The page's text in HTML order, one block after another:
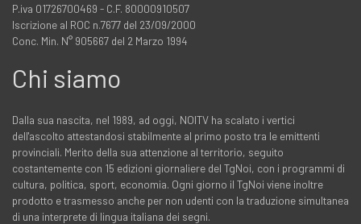
P.iva 01726700469 - C.F. 80000910507
Iscrizione al ROC n.7677 del 23/09/2000
Conc. Min. N° 905667 del 2 Marzo 1994
Chi siamo
Dalla sua nascita, nel 1989, ad oggi, NOITV ha scalato i vertici
dell'ascolto attestandosi stabilmente al primo posto tra le emittenti
provinciali. Merito della sua attenzione al territorio, seguito
costantemente con 15 edizioni giornaliere del TgNoi, con i programmi di
cultura, politica, sport, economia. Ogni giorno il TgNoi viene inoltre
prodotto e trasmesso anche per non udenti con la traduzione simultanea
di una interprete di lingua italiana dei segni.